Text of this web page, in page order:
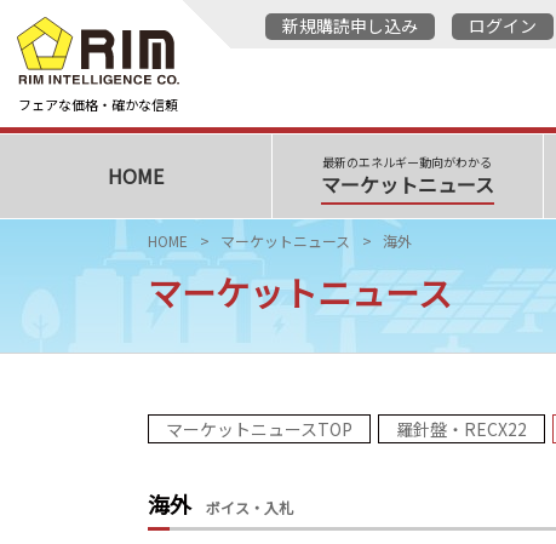
フェアな価格・確かな信頼
新規購読申し込み ログイン
HOME 最新のエネルギー動向がわかる
マーケットニュース
HOME マーケットニュース 海外
マーケットニュース
マーケットニュースTOP 羅針盤・RECX22
海外 ボイス・入札